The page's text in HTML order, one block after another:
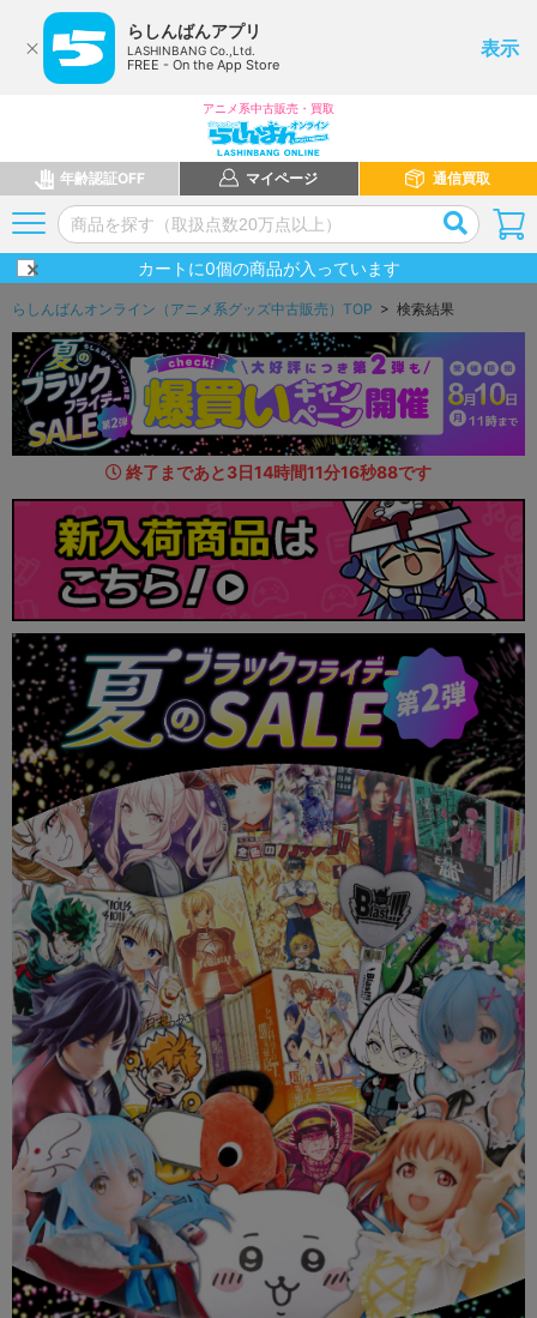
らしんばんアプリ
LASHINBANG Co.,Ltd.
FREE - On the App Store
表示
アニメ系中古販売・買取
年齢認証OFF マイページ 通信買取
カートに0個の商品が入っています
らしんばんオンライン（アニメ系グッズ中古販売）TOP > 検索結果
終了まであと3日14時間11分15秒57です